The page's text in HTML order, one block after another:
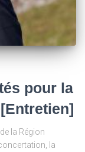
pour la
la Région
la